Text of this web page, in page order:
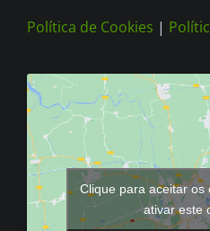
Política de Cookies |
Clique para aceitar os
ativar este